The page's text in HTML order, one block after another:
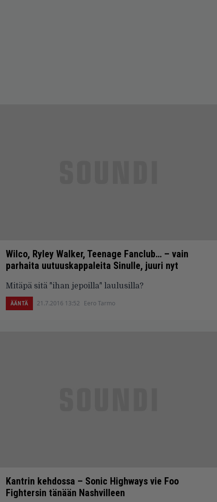
Wilco, Ryley Walker, Teenage Fanclub… – vain
parhaita uutuuskappaleita Sinulle, juuri nyt
Mitäpä sitä "ihan jepoilla" laulusilla?
ÄÄNTÄ 21.7.2016 13:52 Eero Tarmo
Kantrin kehdossa – Sonic Highways vie Foo
Fightersin tänään Nashvilleen